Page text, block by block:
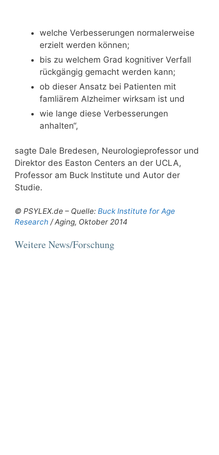
welche Verbesserungen normalerweise
erzielt werden können;
bis zu welchem Grad kognitiver Verfall
rückgängig gemacht werden kann;
ob dieser Ansatz bei Patienten mit
famliärem Alzheimer wirksam ist und
wie lange diese Verbesserungen
anhalten“,
sagte Dale Bredesen, Neurologieprofessor und
Direktor des Easton Centers an der UCLA,
Professor am Buck Institute und Autor der
Studie.
© PSYLEX.de – Quelle: Buck Institute for Age
Research / Aging, Oktober 2014
Weitere News/Forschung